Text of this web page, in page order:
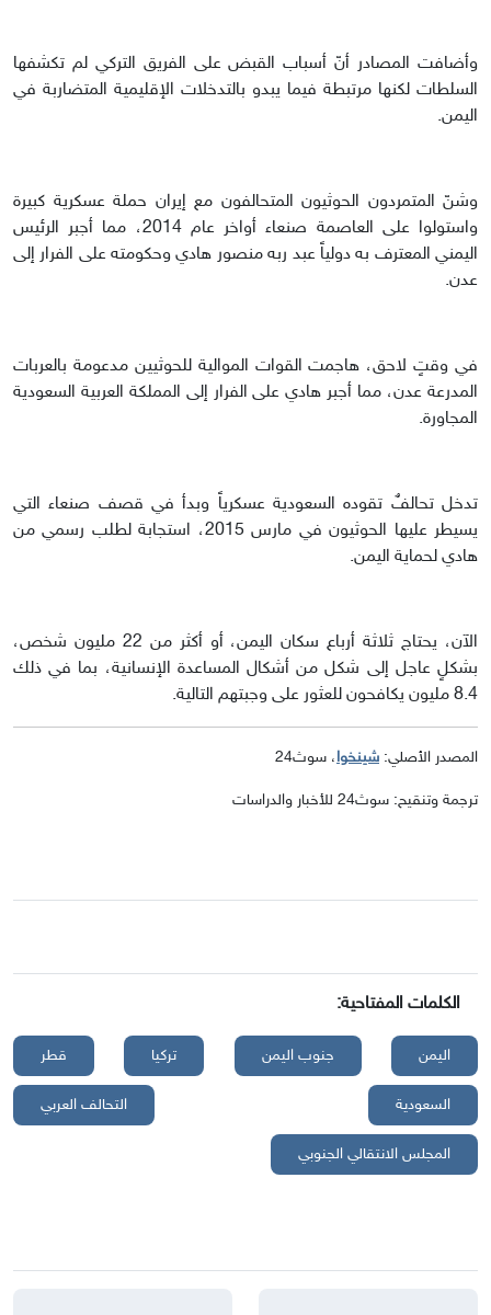
وأضافت المصادر أنّ أسباب القبض على الفريق التركي لم تكشفها
السلطات لكنها مرتبطة فيما يبدو بالتدخلات الإقليمية المتضاربة في
اليمن.
وشنّ المتمردون الحوثيون المتحالفون مع إيران حملة عسكرية كبيرة
واستولوا على العاصمة صنعاء أواخر عام 2014، مما أجبر الرئيس
اليمني المعترف به دولياً عبد ربه منصور هادي وحكومته على الفرار إلى
عدن.
في وقتٍ لاحق، هاجمت القوات الموالية للحوثيين مدعومة بالعربات
المدرعة عدن، مما أجبر هادي على الفرار إلى المملكة العربية السعودية
المجاورة.
تدخل تحالفٌ تقوده السعودية عسكرياً وبدأ في قصف صنعاء التي
يسيطر عليها الحوثيون في مارس 2015، استجابة لطلب رسمي من
هادي لحماية اليمن.
الآن، يحتاج ثلاثة أرباع سكان اليمن، أو أكثر من 22 مليون شخص،
بشكلٍ عاجل إلى شكل من أشكال المساعدة الإنسانية، بما في ذلك
8.4 مليون يكافحون للعثور على وجبتهم التالية.
المصدر الأصلي: شينخوا، سوث24
ترجمة وتنقيح: سوث24 للأخبار والدراسات
الكلمات المفتاحية:
اليمن جنوب اليمن تركيا قطر
السعودية التحالف العربي
المجلس الانتقالي الجنوبي